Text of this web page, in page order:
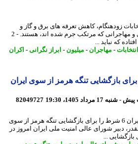
زودهنگام، کاهش تعرفه های برق و گاز و
اخراج تمام مهاجران غیرقانونی و مهاجرانی که مرتکب جرم شده اند، هستند. - 2
نباید ...
-مهاجران- میلیون-ابراز نگرانی- اکران
را برای بازگشایی تنگه هرمز از سوی ایران
82049727
دبیر شورای عالی امنیت ملی ایران 6 شرط را برای بازگشایی تنگه هرمز از سوی
دبیر شورای عالی امنیت ملی ایران امروز در
...